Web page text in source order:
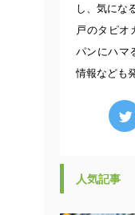
し、気にな
戸のタピオ
パンにハマ
情報なども
人気記事